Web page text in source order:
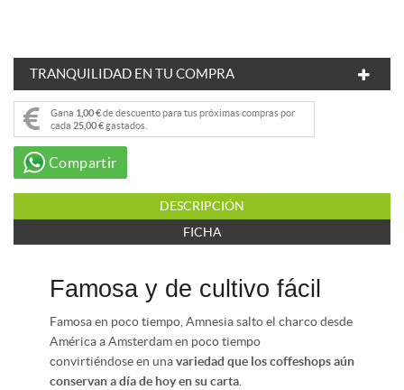
TRANQUILIDAD EN TU COMPRA
Gana 1,00 €de descuento para tus próximas compras por
cada 25,00 €gastados.
Compartir
DESCRIPCIÓN
FICHA
Famosa y de cultivo fácil
Famosa en poco tiempo, Amnesia salto el charco desde
América a Amsterdam en poco tiempo
convirtiéndose en unavariedad que los coffeshops aún
conservan a día de hoy en su carta.